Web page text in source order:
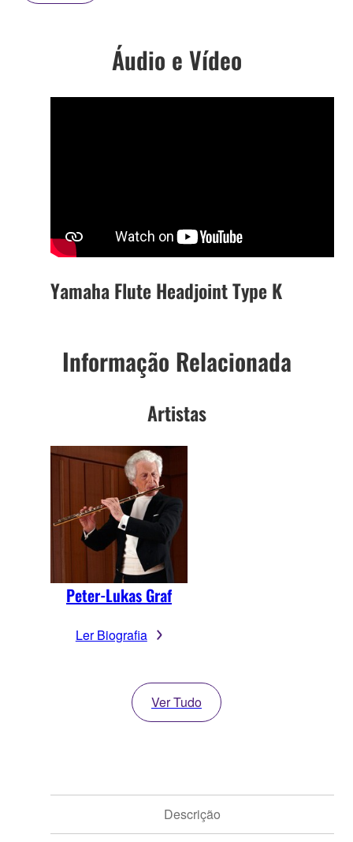
Áudio e Vídeo
Yamaha Flute Headjoint Type K
Informação Relacionada
Artistas
Peter-Lukas Graf
Ler Biografia
Ver Tudo
Descrição